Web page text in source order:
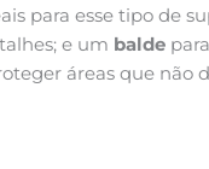
para esse tipo de
e um balde
áreas que não